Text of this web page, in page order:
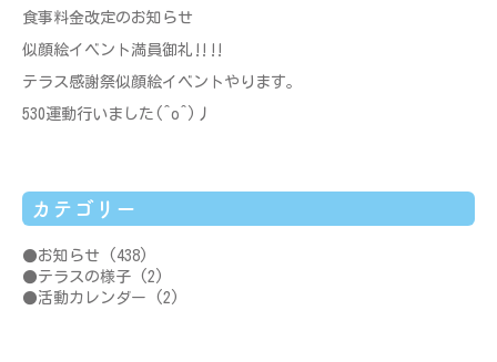
食事料金改定のお知らせ
似顔絵イベント満員御礼‼‼
テラス感謝祭似顔絵イベントやります。
530運動行いました(^o^)丿
カテゴリー
お知らせ (438)
テラスの様子 (2)
活動カレンダー (2)